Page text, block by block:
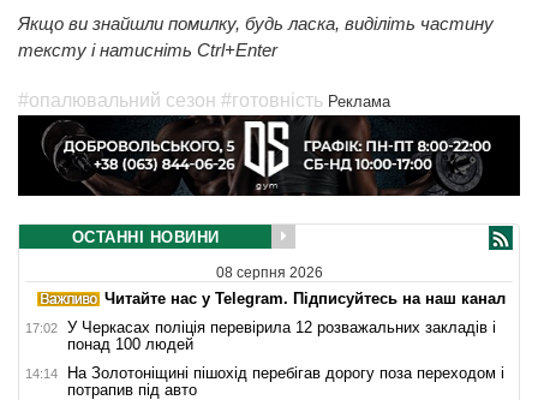
Якщо ви знайшли помилку, будь ласка, виділіть частину
тексту і натисніть Ctrl+Enter
#опалювальний сезон #готовність Реклама
ОСТАННІ НОВИНИ
08 серпня 2026
Читайте нас у Telegram. Підписуйтесь на наш канал
17:02
У Черкасах поліція перевірила 12 розважальних закладів і
понад 100 людей
14:14
На Золотоніщині пішохід перебігав дорогу поза переходом і
потрапив під авто